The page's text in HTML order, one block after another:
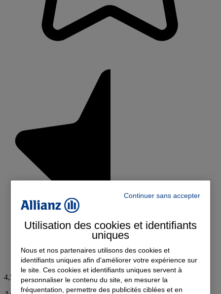
4,5
Continuer sans accepter
Utilisation des cookies et identifiants
uniques
Nous et nos partenaires utilisons des cookies et
identifiants uniques afin d'améliorer votre expérience sur
le site. Ces cookies et identifiants uniques servent à
personnaliser le contenu du site, en mesurer la
fréquentation, permettre des publicités ciblées et en